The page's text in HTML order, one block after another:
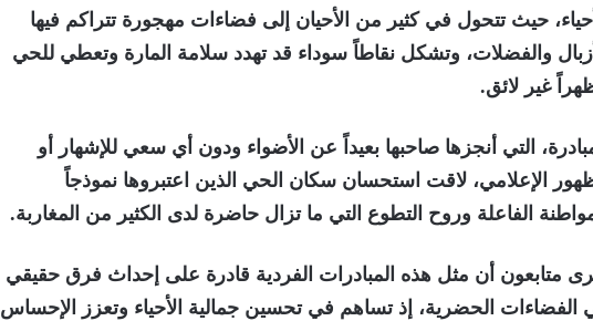
حيث تتحول في كثير من الأحيان إلى فضاءات مهجورة تتراكم فيها
والفضلات، وتشكل نقاطاً سوداء قد تهدد سلامة المارة وتعطي للحي
غير لائق.
التي أنجزها صاحبها بعيداً عن الأضواء ودون أي سعي للإشهار أو
الإعلامي، لاقت استحسان سكان الحي الذين اعتبروها نموذجاً
الفاعلة وروح التطوع التي ما تزال حاضرة لدى الكثير من المغاربة.
متابعون أن مثل هذه المبادرات الفردية قادرة على إحداث فرق حقيقي
الفضاءات الحضرية، إذ تساهم في تحسين جمالية الأحياء وتعزز الإحساس